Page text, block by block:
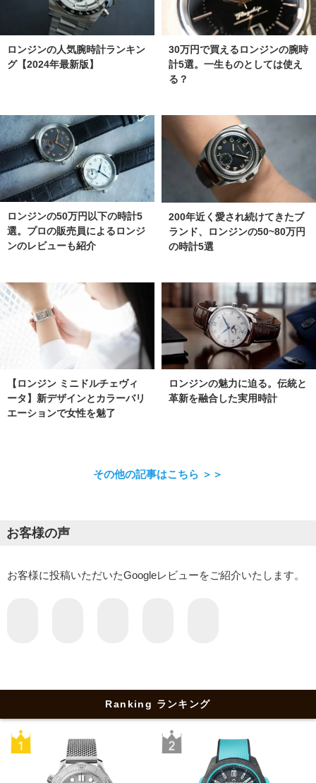
ロンジンの人気腕時計ランキン
グ【2024年最新版】
30万円で買えるロンジンの腕時
計5選。一生ものとしては使え
る？
ロンジンの50万円以下の時計5
選。プロの販売員によるロンジ
ンのレビューも紹介
200年近く愛され続けてきたブ
ランド、ロンジンの50~80万円
の時計5選
【ロンジン ミニドルチェヴィ
ータ】新デザインとカラーバリ
エーションで女性を魅了
ロンジンの魅力に迫る。伝統と
革新を融合した実用時計
その他の記事はこちら ＞＞
お客様の声
お客様に投稿いただいたGoogleレビューをご紹介いたします。
Ranking ランキング